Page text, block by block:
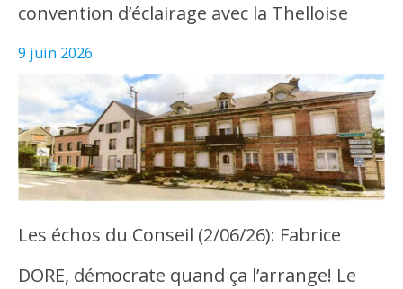
convention d’éclairage avec la Thelloise
9 juin 2026
Les échos du Conseil (2/06/26): Fabrice
DORE, démocrate quand ça l’arrange! Le